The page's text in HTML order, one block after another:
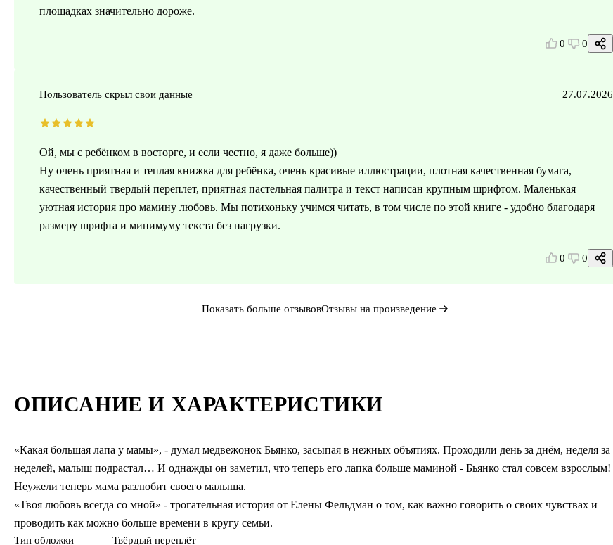
ОПИСАНИЕ И ХАРАКТЕРИСТИКИ
«Какая большая лапа у мамы», - думал медвежонок Бьянко, засыпая в нежных объятиях. Проходили день за днём, неделя за
неделей, малыш подрастал… И однажды он заметил, что теперь его лапка больше маминой - Бьянко стал совсем взрослым!
Неужели теперь мама разлюбит своего малыша.
«Твоя любовь всегда со мной» - трогательная история от Елены Фельдман о том, как важно говорить о своих чувствах и
проводить как можно больше времени в кругу семьи.
Тип обложки Твёрдый переплёт
площадках значительно дороже.
0 0
Пользователь скрыл свои данные 27.07.2026
Ой, мы с ребёнком в восторге, и если честно, я даже больше))
Ну очень приятная и теплая книжка для ребёнка, очень красивые иллюстрации, плотная качественная бумага,
качественный твердый переплет, приятная пастельная палитра и текст написан крупным шрифтом. Маленькая
уютная история про мамину любовь. Мы потихоньку учимся читать, в том числе по этой книге - удобно благодаря
размеру шрифта и минимуму текста без нагрузки.
0 0
Показать больше отзывовОтзывы на произведение